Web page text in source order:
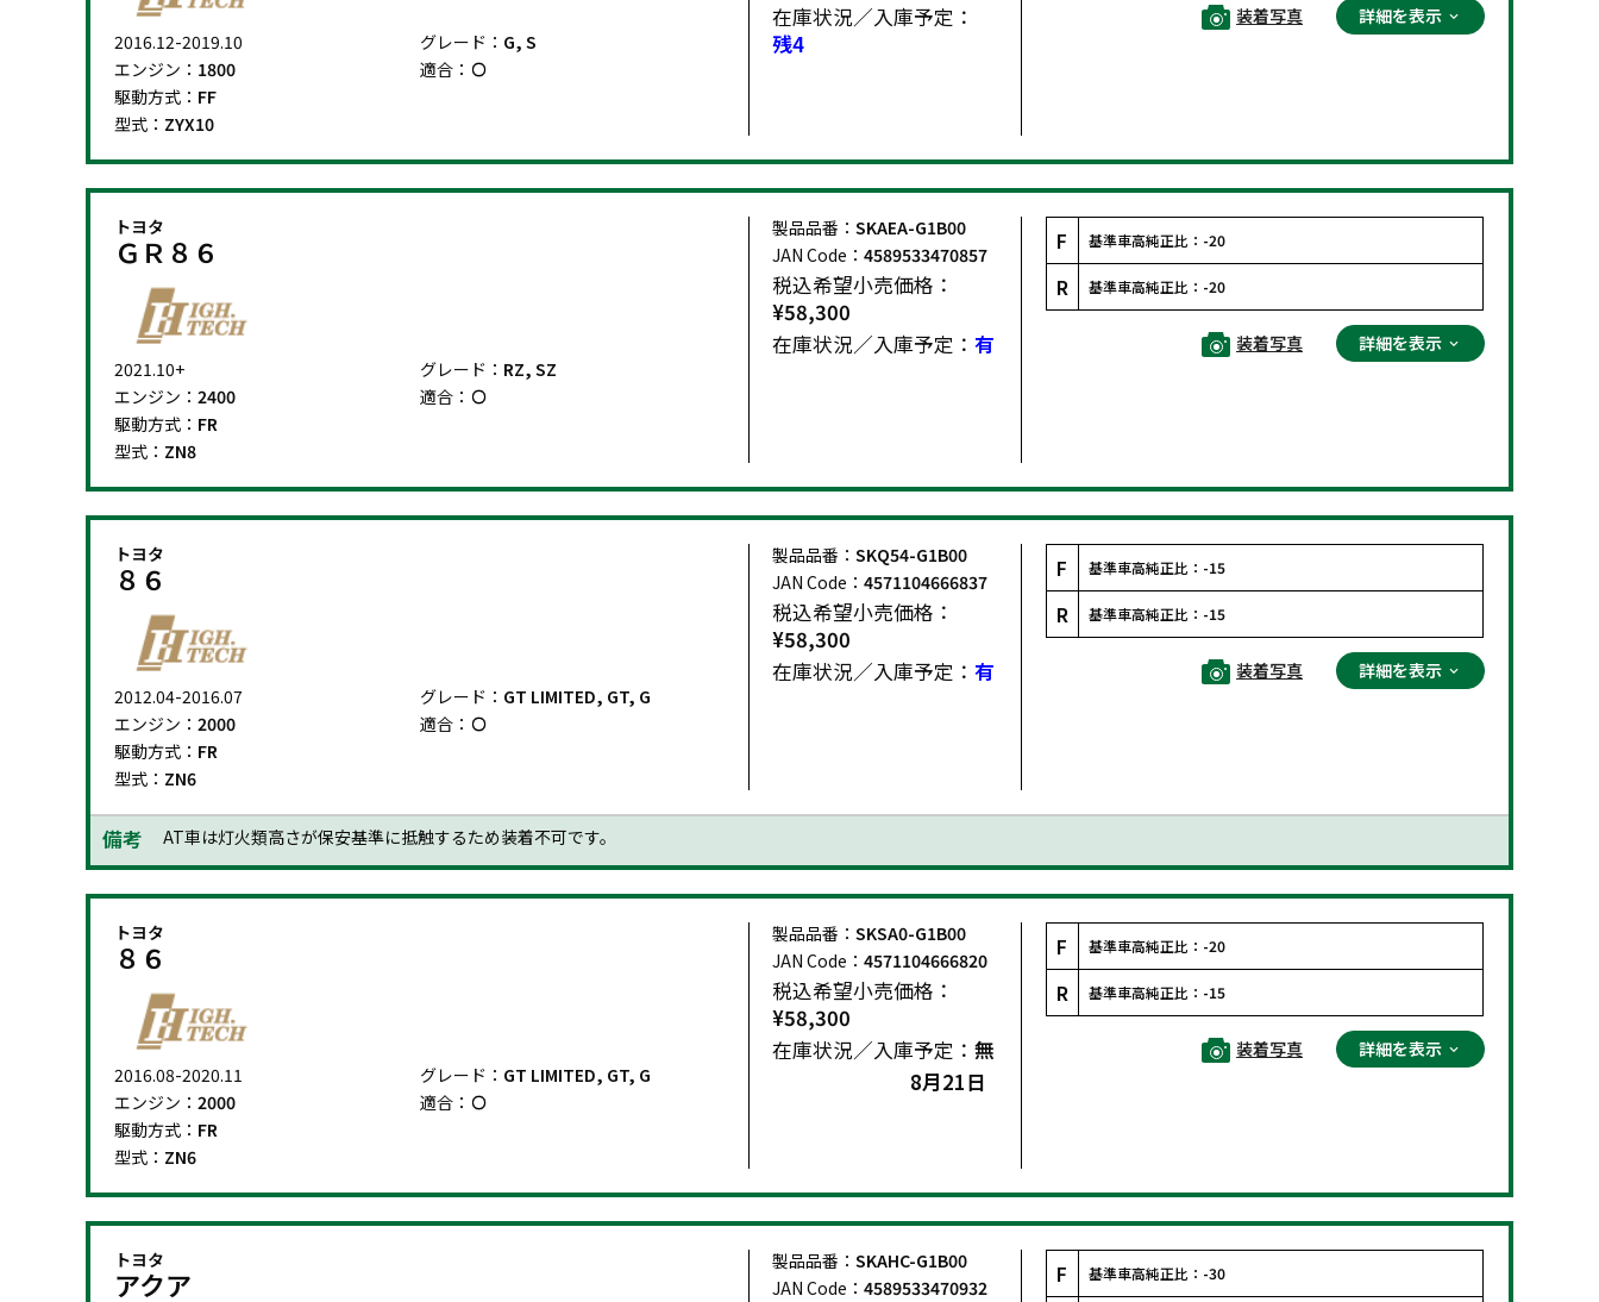
2016.12-2019.10
エンジン： 1800
駆動方式： FF
型式： ZYX10
グレード： G, S
適合：
在庫状況／入庫予定：
残4
装着写真 詳細を表示
トヨタ
ＧＲ８６
2021.10+
エンジン： 2400
駆動方式： FR
型式： ZN8
グレード： RZ, SZ
適合：
製品品番： SKAEA-G1B00
JAN Code： 4589533470857
税込希望小売価格：
¥58,300
在庫状況／入庫予定： 有
F 基準車高純正比： -20
R 基準車高純正比： -20
装着写真 詳細を表示
トヨタ
８６
2012.04-2016.07
エンジン： 2000
駆動方式： FR
型式： ZN6
グレード： GT LIMITED, GT, G
適合：
製品品番： SKQ54-G1B00
JAN Code： 4571104666837
税込希望小売価格：
¥58,300
在庫状況／入庫予定： 有
F 基準車高純正比： -15
R 基準車高純正比： -15
装着写真 詳細を表示
備考 AT車は灯火類高さが保安基準に抵触するため装着不可です。
トヨタ
８６
2016.08-2020.11
エンジン： 2000
駆動方式： FR
型式： ZN6
グレード： GT LIMITED, GT, G
適合：
製品品番： SKSA0-G1B00
JAN Code： 4571104666820
税込希望小売価格：
¥58,300
在庫状況／入庫予定： 無
8月21日
F 基準車高純正比： -20
R 基準車高純正比： -15
装着写真 詳細を表示
トヨタ
アクア
製品品番： SKAHC-G1B00
JAN Code： 4589533470932 F 基準車高純正比： -30